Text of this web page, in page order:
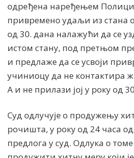
одређена наређењем
привремено удаљи из стана
од 30. дана налажући да се
истом стану, под претњом
и предлаже да се усвоји
учиниоцу да не контактира
А и не прилази јој у року од
Суд одлучује о продужењу
рочишта, у року од 24 часа
предлога у суд. Одлука о